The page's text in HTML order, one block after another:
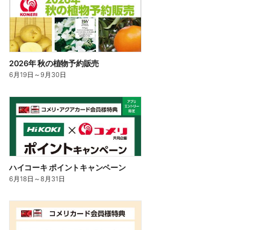
2026年 秋の植物予約販売
6月19日 ～9月30日
ハイコーキ ポイントキャンペーン
6月18日 ～8月31日